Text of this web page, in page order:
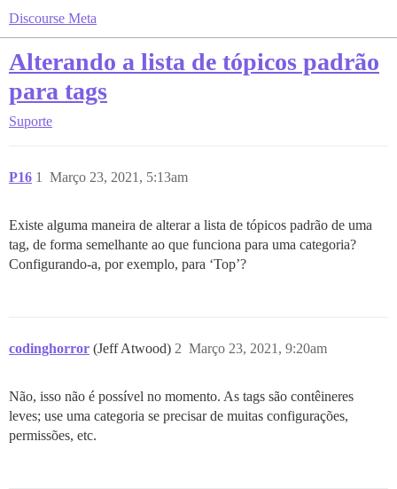
Discourse Meta
Alterando a lista de tópicos padrão
para tags
Suporte
P16 Março 23, 2021, 5:13am
1
Existe alguma maneira de alterar a lista de tópicos padrão de uma
tag, de forma semelhante ao que funciona para uma categoria?
Configurando-a, por exemplo, para ‘Top’?
codinghorror (Jeff Atwood) Março 23, 2021, 9:20am
2
Não, isso não é possível no momento. As tags são contêineres
leves; use uma categoria se precisar de muitas configurações,
permissões, etc.